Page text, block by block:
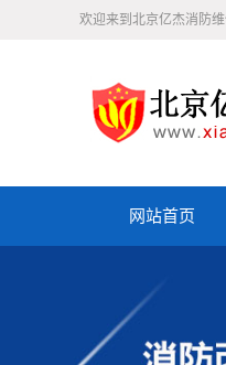
欢迎来到北京亿杰消防
网站首页